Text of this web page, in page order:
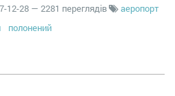
12-28 — 2281 переглядів
аеропорт
полонений